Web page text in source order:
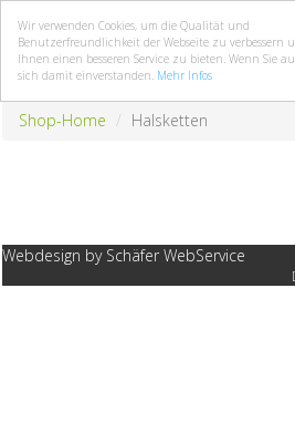
Wir verwenden Cookies, um die Qualität und
Benutzerfreundlichkeit der Webseite zu verbessern
Ihnen einen besseren Service zu bieten. Wenn Sie
sich damit einverstanden. Mehr Infos
Shop-Home Halsketten
Webdesign by Schäfer WebService